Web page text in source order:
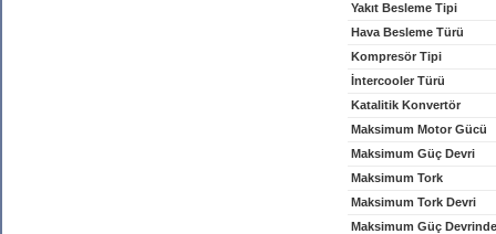
Yakıt Besleme Tipi
Hava Besleme Türü
Kompresör Tipi
İntercooler Türü
Katalitik Konvertör
Maksimum Motor Gücü
Maksimum Güç Devri
Maksimum Tork
Maksimum Tork Devri
Maksimum Güç